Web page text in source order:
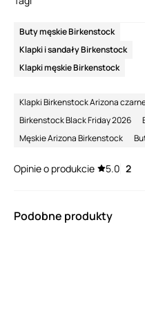
Buty męskie Birkenstock
Klapki i sandały Birkenstock
Klapki męskie Birkenstock
Klapki Birkenstock Arizona
Birkenstock Black Friday 2026
Męskie Arizona Birkenstock
Opinie o produkcie 5.0 2
Podobne produkty